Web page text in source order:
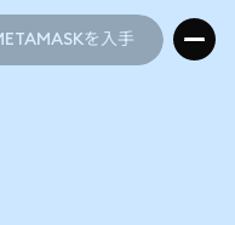
を入手